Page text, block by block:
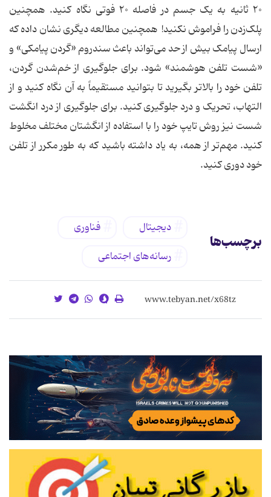
۲۰ ثانیه به یک جسم در فاصله ۲۰ فوتی نگاه کنید. همچنین
پلک‌زدن را فراموش نکنید! همچنین مطالعه دیگری نشان داده که
ارسال پیامک بیش از حد می‌تواند باعث سندروم «گردن پیامکی» و
«شست تلفن هوشمند» شود. برای جلوگیری از خم‌شدن گردن،
تلفن خود را بالاتر بگیرید تا بتوانید مستقیماً به آن نگاه کنید و از
التهاب، تحریک و درد جلوگیری کنید. برای جلوگیری از درد انگشت
شست نیز روش تایپ خود را با استفاده از انگشتان مختلف مخلوط
کنید. مهم‌تر از همه، به یاد داشته باشید که به طور مکرر از تلفن
خود دوری کنید.
برچسب‌ها
دیجیتال
فناوری
رسانه‌های اجتماعی